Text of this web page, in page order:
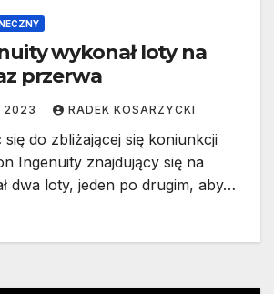
wykonał loty na
przerwa
2023 RADEK KOSARZYCKI
do zbliżającej się koniunkcji
Ingenuity znajdujący się na
dwa loty, jeden po drugim, aby…